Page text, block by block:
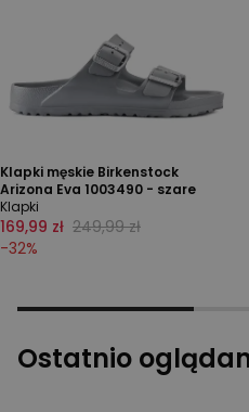
Klapki męskie Birkenstock
Arizona Eva 1003490 - szare
Klapki
169,99 zł 249,99 zł
-32%
Ostatnio